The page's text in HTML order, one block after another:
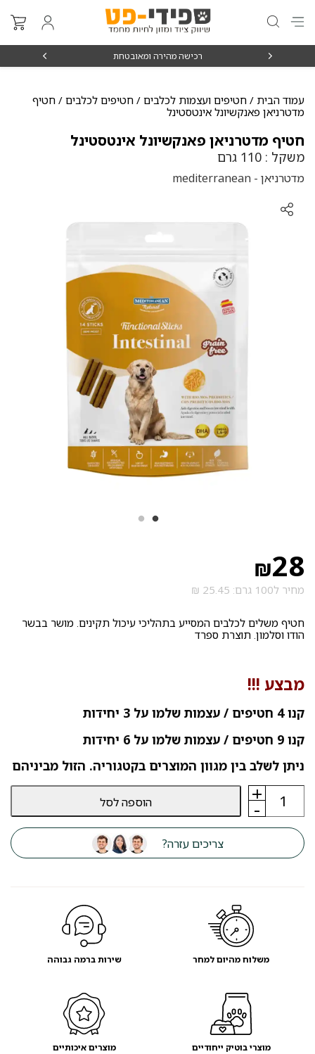
רכישה מהירה ומאובטחת
עמוד הבית / חטיפים ועצמות לכלבים / חטיפים לכלבים / חטיף
מדטרניאן פאנקשיונל אינטסטינל
חטיף מדטרניאן פאנקשיונל אינטסטינל
משקל : 110 גרם
מדטרניאן - mediterranean
₪28
מחיר ל100 גרם: 25.45 ₪
חטיף משלים לכלבים המסייע בתהליכי עיכול תקינים. מושר בבשר
הודו וסלמון. תוצרת ספרד
מבצע !!!
קנו 4 חטיפים / עצמות שלמו על 3 יחידות
קנו 9 חטיפים / עצמות שלמו על 6 יחידות
ניתן לשלב בין מגוון המוצרים בקטגוריה. הזול מביניהם
-
כמות
חטיף
מדטרניאן
פאנקשיונל
אינטסטינל
+ הוספה לסל
צריכים עזרה?
משלוח מהיום למחר שירות ברמה גבוהה
מוצרי בוטיק ייחודיים מוצרים איכותיים